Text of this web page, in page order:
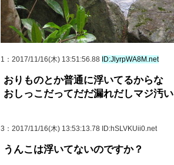
1 ：2017/11/16(木) 13:51:56.88 ID:JlyrpWA8M.net
おりものとか普通に浮いてるからな
おしっこだってだだ漏れだしマジ汚い
3 ：2017/11/16(木) 13:53:13.78 ID:hSLVKUii0.net
うんこは浮いてないのですか？